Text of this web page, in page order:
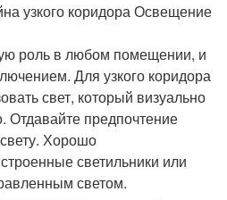
узкого коридора Освещение
роль в любом помещении, и
Для узкого коридора
свет, который визуально
Отдавайте предпочтение
Хорошо
светильники или
светом.